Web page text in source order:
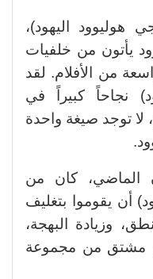
هوليوود اليهود)،
يأتون من خلفيات
من الأفلام. لقد
نجاحاً كبيراً في
لا توجد صيغة واحدة
الماضي، كان من
أن يقوموا بتغليف
وزيادة البهجة،
مشتق من مجموعة